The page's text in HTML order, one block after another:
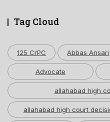
Tag Cloud
125 CrPC Abbas Ansari
Advocate
allahabad high
allahabad high court